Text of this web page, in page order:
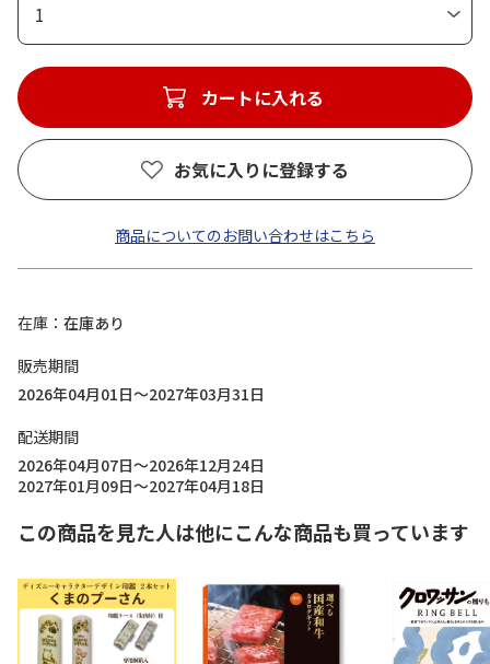
1
カートに入れる
お気に入りに登録する
商品についてのお問い合わせはこちら
在庫
在庫あり
販売期間
2026年04月01日～2027年03月31日
配送期間
2026年04月07日～2026年12月24日
2027年01月09日～2027年04月18日
この商品を見た人は他にこんな商品も買っています